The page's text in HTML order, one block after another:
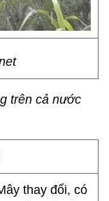
trên cả nước
thay đổi, có